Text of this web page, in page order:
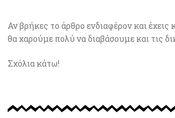
Αν βρήκες το άρθρο ενδιαφέρον και έχεις
θα χαρούμε πολύ να διαβάσουμε και τις
Σχόλια κάτω!